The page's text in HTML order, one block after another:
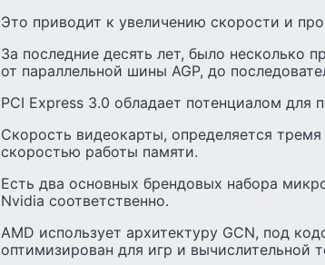
Это приводит к увеличению скорости и
За последние десять лет, было несколько
от параллельной шины AGP, до
PCI Express 3.0 обладает потенциалом для
Скорость видеокарты, определяется
скоростью работы памяти.
Есть два основных брендовых набора
Nvidia соответственно.
AMD использует архитектуру GCN, под
оптимизирован для игр и вычислительной